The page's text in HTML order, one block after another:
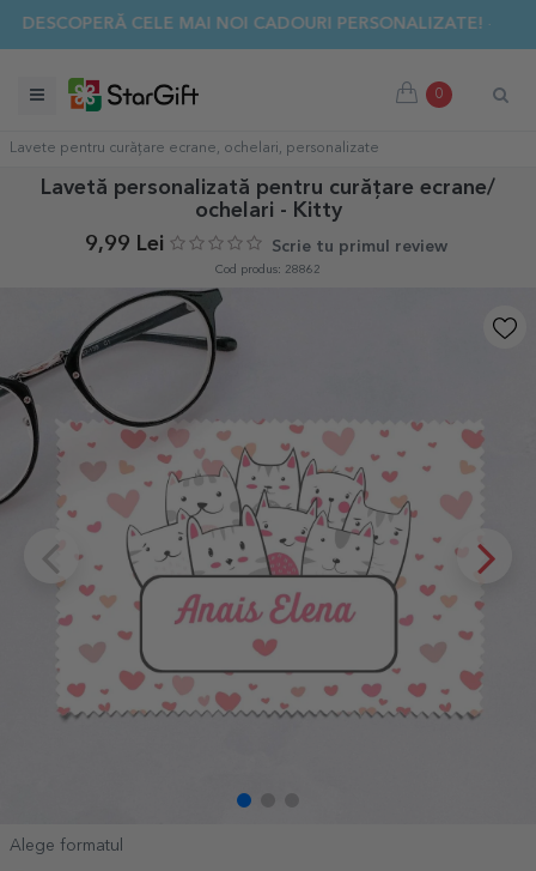
DESCOPERĂ CELE MAI NOI CADOURI PERSONALIZATE! ☀️
0
Lavete pentru curățare ecrane, ochelari, personalizate
Lavetă personalizată pentru curățare ecrane/
ochelari - Kitty
9,99 Lei
Scrie tu primul review
Cod produs: 28862
Alege formatul